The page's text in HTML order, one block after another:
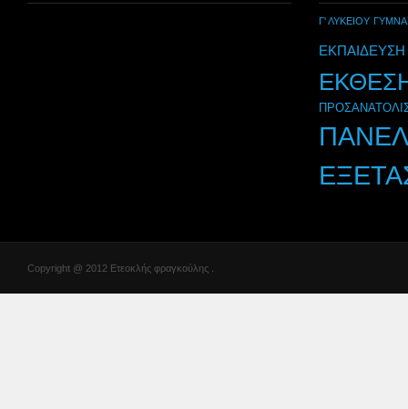
Γ' ΛΥΚΕΙΟΥ
ΕΚΠΑΙΔΕΥΣΗ
Copyright @ 2012 Ετεοκλής φραγκούλης .